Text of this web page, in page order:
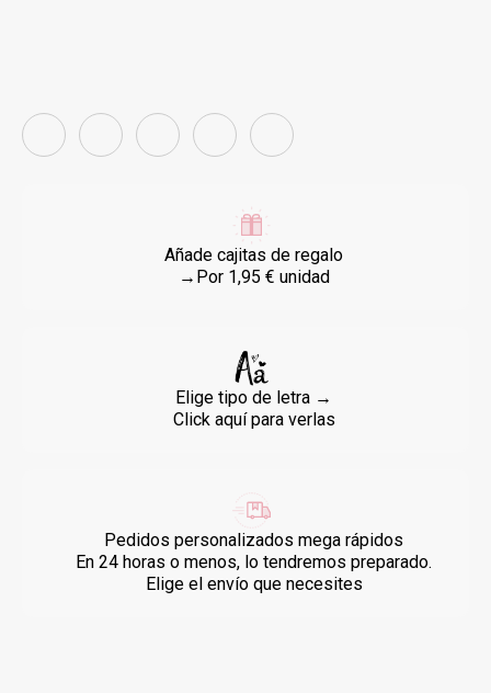
Añade cajitas de regalo
→Por 1,95 € unidad
Elige tipo de letra →
Click aquí para verlas
Pedidos personalizados mega rápidos
En 24 horas o menos, lo tendremos preparado.
Elige el envío que necesites